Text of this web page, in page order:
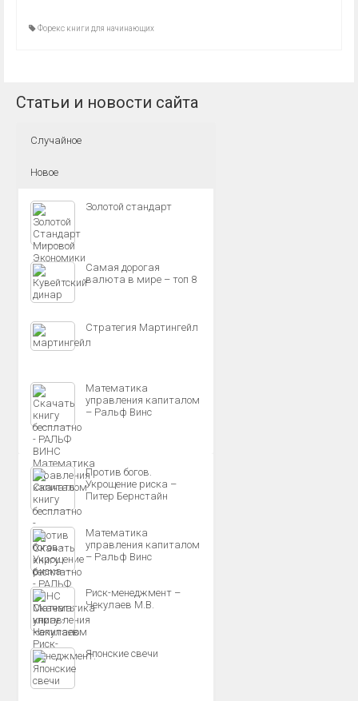
Форекс книги для начинающих
Статьи и новости сайта
Случайное
Новое
Золотой стандарт
Самая дорогая
валюта в мире – топ 8
Стратегия Мартингейл
Математика
управления капиталом
– Ральф Винс
Против богов.
Укрощение риска –
Питер Бернстайн
Математика
управления капиталом
– Ральф Винс
Риск-менеджмент –
Чекулаев М.В.
Японские свечи